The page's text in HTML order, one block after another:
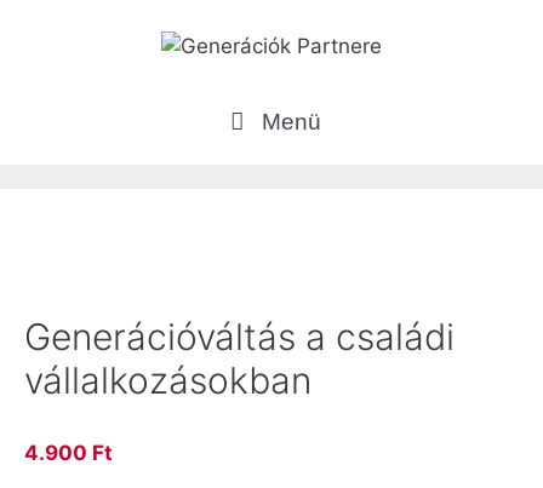
Menü
Generációváltás a családi
vállalkozásokban
4.900 Ft